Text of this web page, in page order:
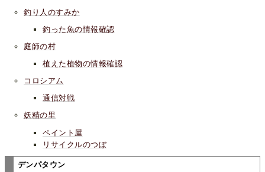
釣り人のすみか
釣った魚の情報確認
庭師の村
植えた植物の情報確認
コロシアム
通信対戦
妖精の里
ペイント屋
リサイクルのつぼ
デンパタウン